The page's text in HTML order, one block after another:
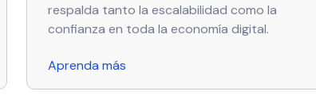
respalda tanto la escalabilidad como la
confianza en toda la economía digital.
Aprenda más